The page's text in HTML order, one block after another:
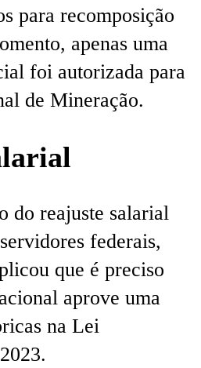
para recomposição
apenas uma
foi autorizada para
de Mineração.
do reajuste salarial
federais,
que é preciso
aprove uma
na Lei